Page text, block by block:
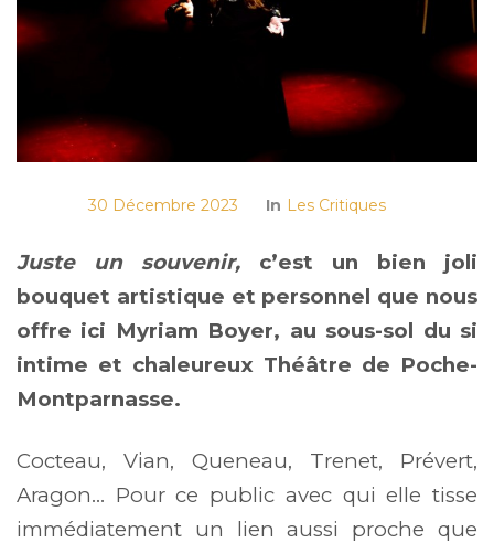
30 Décembre 2023 In Les Critiques
Juste un souvenir, c’est un bien joli
bouquet artistique et personnel que nous
offre ici Myriam Boyer, au sous-sol du si
intime et chaleureux Théâtre de Poche-
Montparnasse.
Cocteau, Vian, Queneau, Trenet, Prévert,
Aragon… Pour ce public avec qui elle tisse
immédiatement un lien aussi proche que